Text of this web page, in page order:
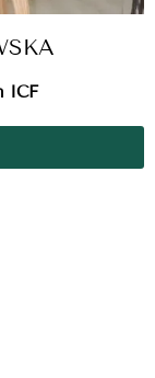
ICF